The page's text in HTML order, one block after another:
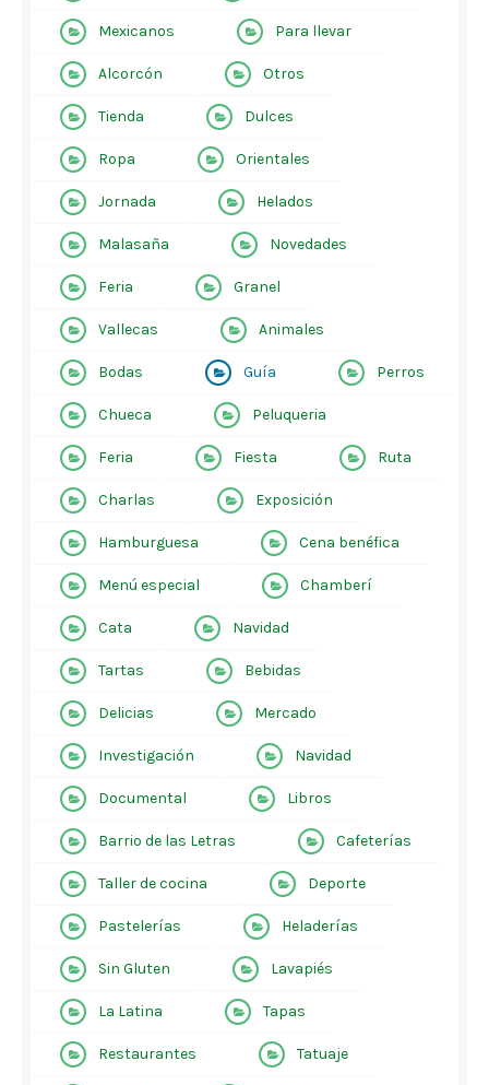
Mexicanos Para llevar
Alcorcón Otros
Tienda Dulces
Ropa Orientales
Jornada Helados
Malasaña Novedades
Feria Granel
Vallecas Animales
Bodas Guía Perros
Chueca Peluqueria
Feria Fiesta Ruta
Charlas Exposición
Hamburguesa Cena benéfica
Menú especial Chamberí
Cata Navidad
Tartas Bebidas
Delicias Mercado
Investigación Navidad
Documental Libros
Barrio de las Letras Cafeterías
Taller de cocina Deporte
Pastelerías Heladerías
Sin Gluten Lavapiés
La Latina Tapas
Restaurantes Tatuaje